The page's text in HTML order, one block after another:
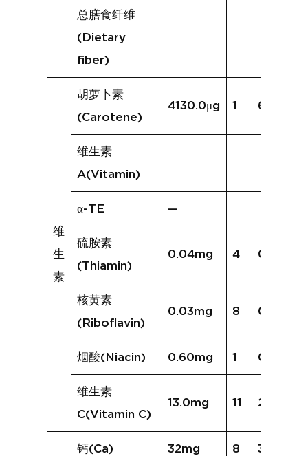
总膳食纤维
(Dietary
fiber)
维
生
素
胡萝卜素
(Carotene)
4130.0μg 1 615.7μg
维生素
A(Vitamin)
α-TE —
硫胺素
(Thiamin)
0.04mg 4 0.03mg
核黄素
(Riboflavin)
0.03mg 8 0.03mg
烟酸(Niacin) 0.60mg 1 0.29mg
维生素
C(Vitamin C)
13.0mg 11 20.6mg
钙(Ca) 32mg 8 38mg